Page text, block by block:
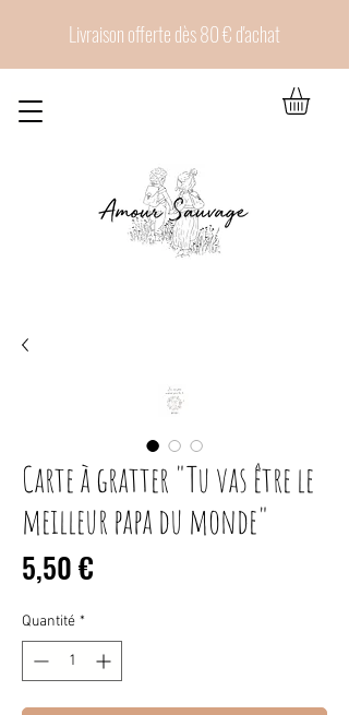
Livraison offerte dès 80 € d'achat
Carte à gratter "Tu vas être le
meilleur papa du monde"
5,50 €
Quantité *